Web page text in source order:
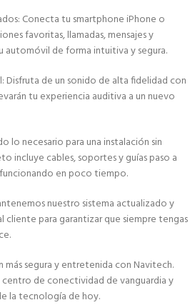
Conecta tu smartphone iPhone o
favoritas, llamadas, mensajes y
automóvil de forma intuitiva y segura.
Disfruta de un sonido de alta fidelidad con
tu experiencia auditiva a un nuevo
lo necesario para una instalación sin
incluye cables, soportes y guías paso a
en poco tiempo.
nuestro sistema actualizado y
para garantizar que siempre tengas
más segura y entretenida con Navitech.
de conectividad de vanguardia y
la tecnología de hoy.